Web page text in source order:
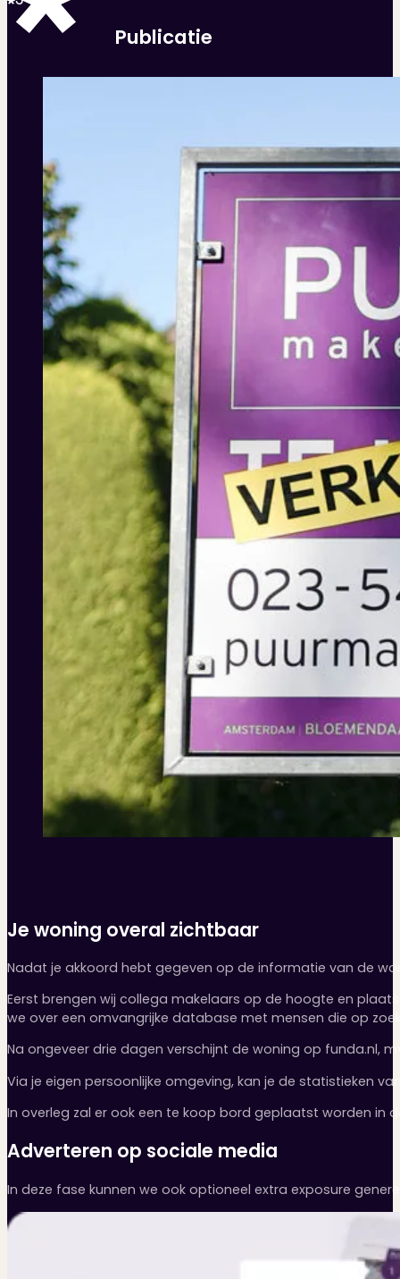
Publicatie
Je woning overal zichtbaar
Nadat je akkoord hebt gegeven op de informatie van de
Eerst brengen wij collega makelaars op de hoogte en
we over een omvangrijke database met mensen die op
Na ongeveer drie dagen verschijnt de woning op funda.nl,
Via je eigen persoonlijke omgeving, kan je de statistieken
In overleg zal er ook een te koop bord geplaatst worden in
Adverteren op sociale media
In deze fase kunnen we ook optioneel extra exposure